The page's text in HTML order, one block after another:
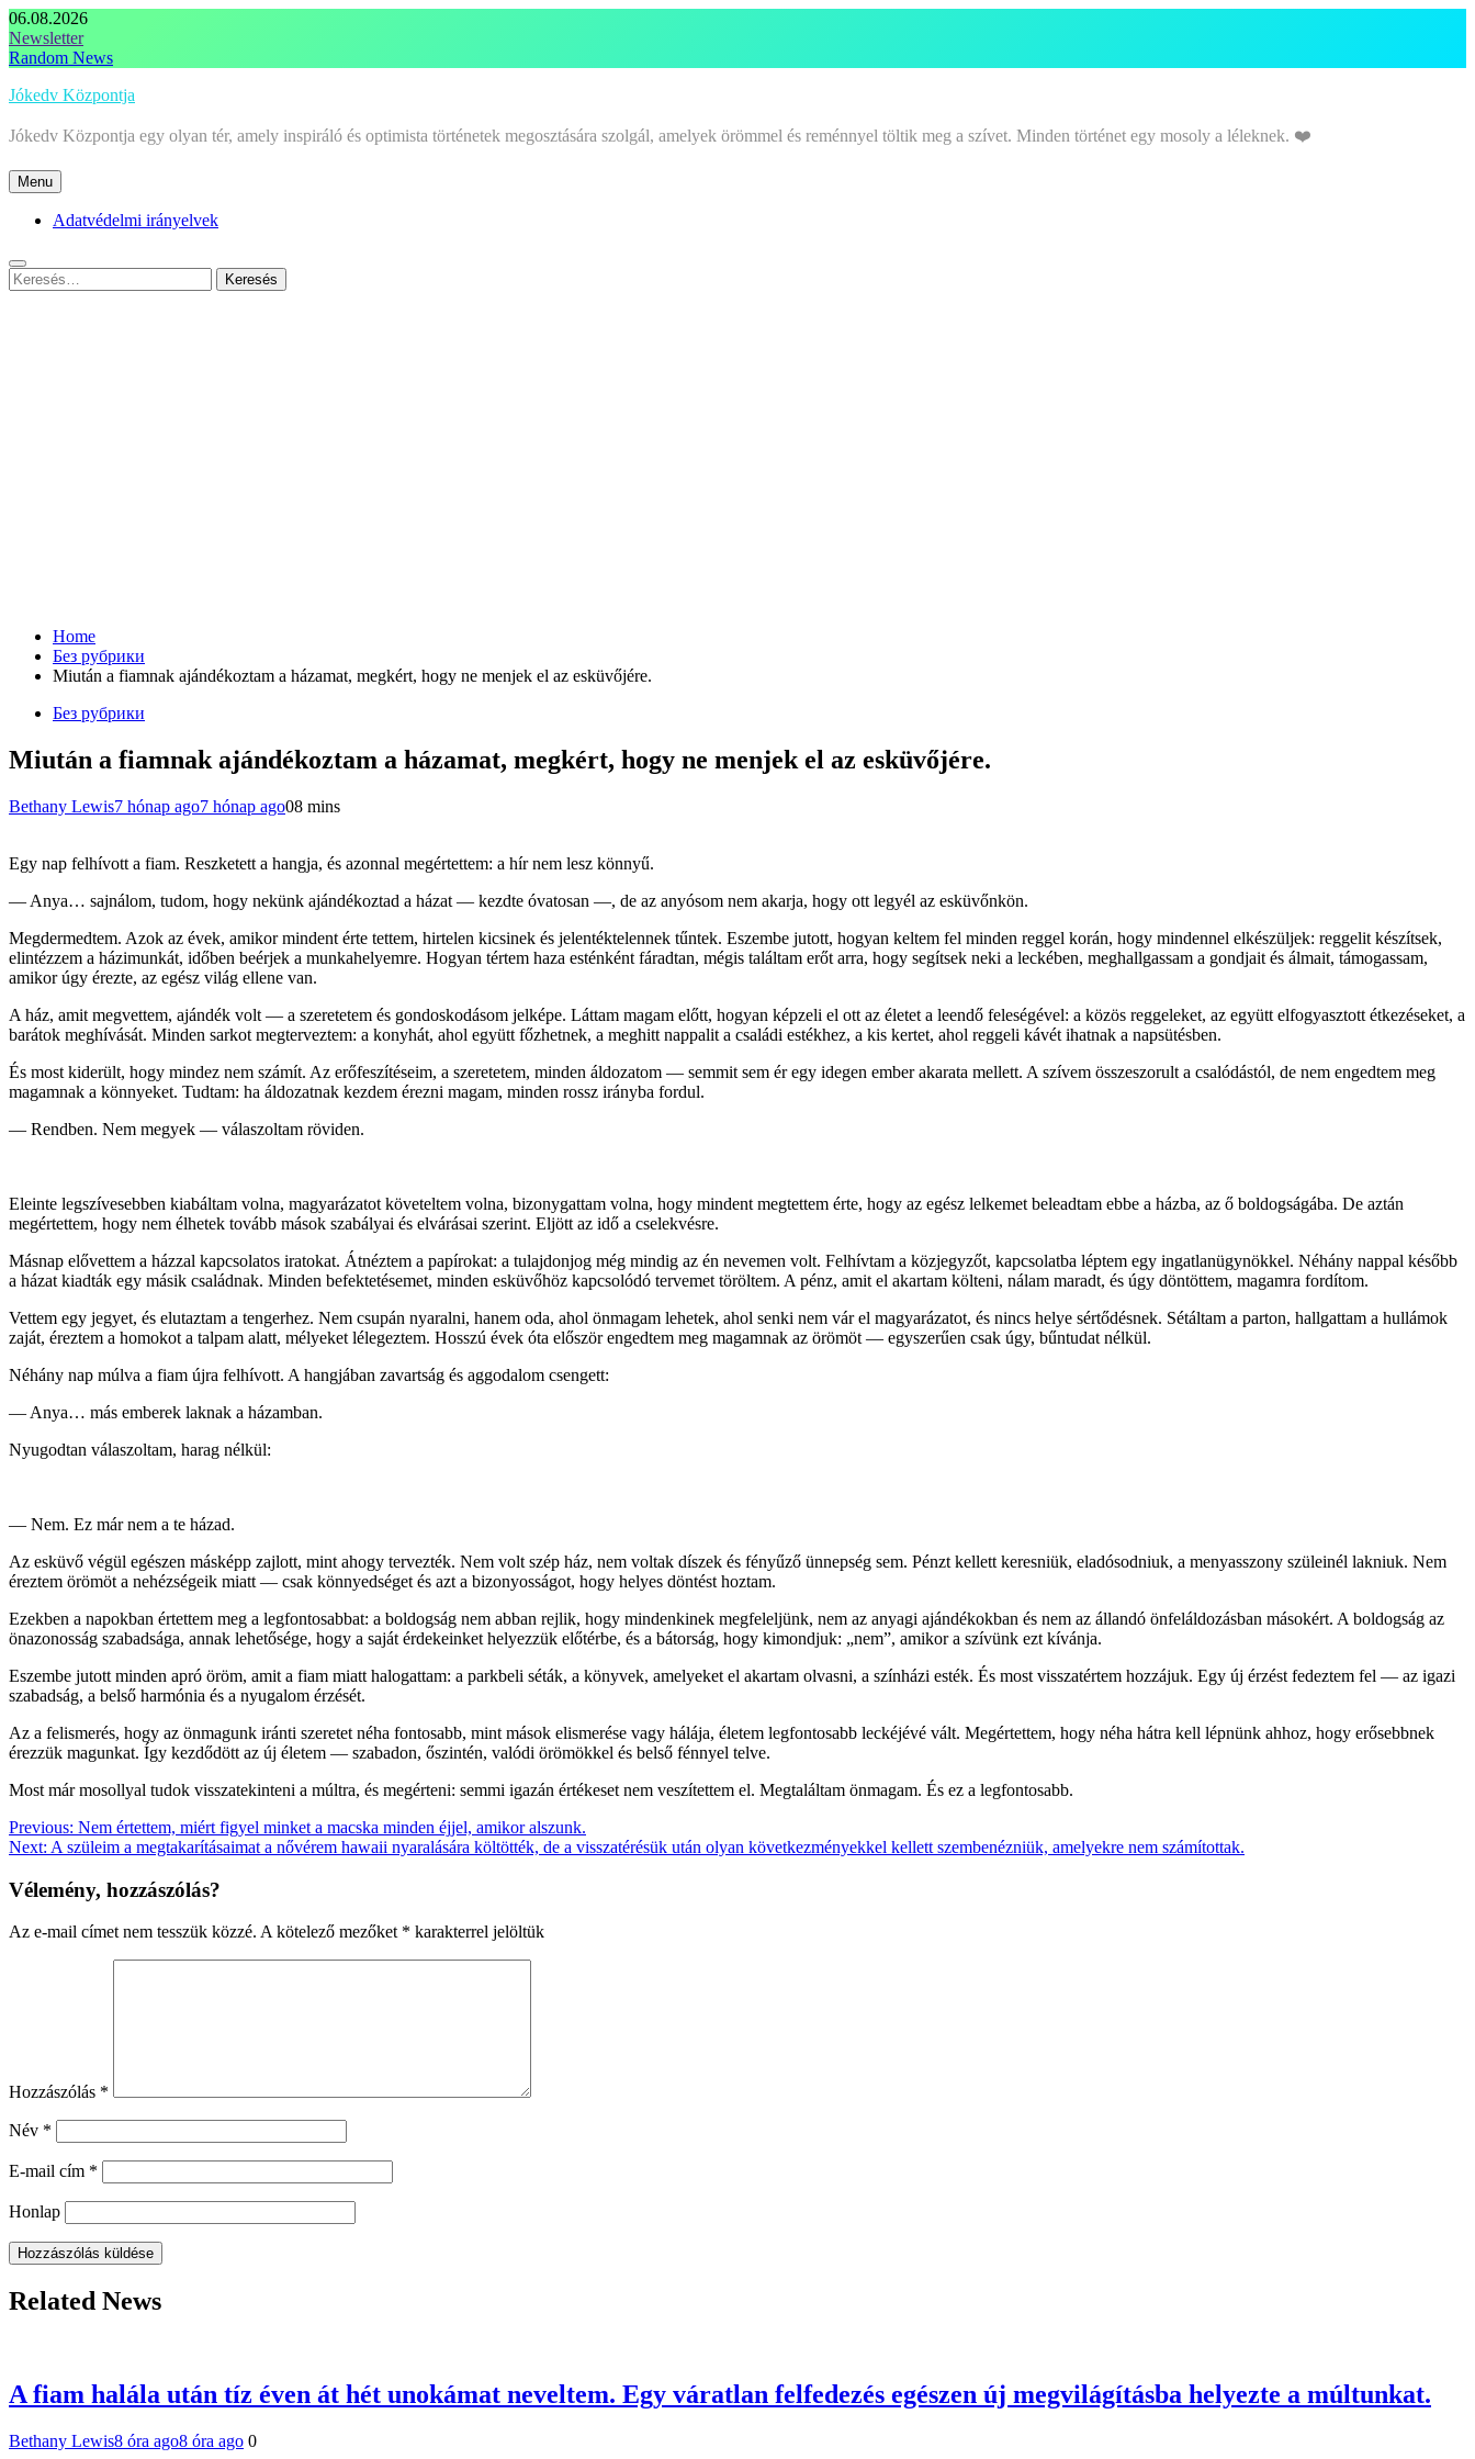
Skip
to
content
06.08.2026
Newsletter
Random News
Jókedv Központja
Jókedv Központja egy olyan tér, amely inspiráló és optimista történetek megosztására szolgál, amelyek örömmel és reménnyel töltik meg a szívet. Minden történet egy mosoly a léleknek. ❤️
Menu
Adatvédelmi irányelvek
Keresés:
Home
Без рубрики
Miután a fiamnak ajándékoztam a házamat, megkért, hogy ne menjek el az esküvőjére.
Без рубрики
Miután a fiamnak ajándékoztam a házamat, megkért, hogy ne menjek el az esküvőjére.
Bethany Lewis7 hónap ago7 hónap ago08 mins
Egy nap felhívott a fiam. Reszketett a hangja, és azonnal megértettem: a hír nem lesz könnyű.
— Anya… sajnálom, tudom, hogy nekünk ajándékoztad a házat — kezdte óvatosan —, de az anyósom nem akarja, hogy ott legyél az esküvőnkön.
Megdermedtem. Azok az évek, amikor mindent érte tettem, hirtelen kicsinek és jelentéktelennek tűntek. Eszembe jutott, hogyan keltem fel minden reggel korán, hogy mindennel elkészüljek: reggelit készítsek,
elintézzem a házimunkát, időben beérjek a munkahelyemre. Hogyan tértem haza esténként fáradtan, mégis találtam erőt arra, hogy segítsek neki a leckében, meghallgassam a gondjait és álmait, támogassam,
amikor úgy érezte, az egész világ ellene van.
A ház, amit megvettem, ajándék volt — a szeretetem és gondoskodásom jelképe. Láttam magam előtt, hogyan képzeli el ott az életet a leendő feleségével: a közös reggeleket, az együtt elfogyasztott étkezéseket, a
barátok meghívását. Minden sarkot megterveztem: a konyhát, ahol együtt főzhetnek, a meghitt nappalit a családi estékhez, a kis kertet, ahol reggeli kávét ihatnak a napsütésben.
És most kiderült, hogy mindez nem számít. Az erőfeszítéseim, a szeretetem, minden áldozatom — semmit sem ér egy idegen ember akarata mellett. A szívem összeszorult a csalódástól, de nem engedtem meg
magamnak a könnyeket. Tudtam: ha áldozatnak kezdem érezni magam, minden rossz irányba fordul.
— Rendben. Nem megyek — válaszoltam röviden.
Eleinte legszívesebben kiabáltam volna, magyarázatot követeltem volna, bizonygattam volna, hogy mindent megtettem érte, hogy az egész lelkemet beleadtam ebbe a házba, az ő boldogságába. De aztán
megértettem, hogy nem élhetek tovább mások szabályai és elvárásai szerint. Eljött az idő a cselekvésre.
Másnap elővettem a házzal kapcsolatos iratokat. Átnéztem a papírokat: a tulajdonjog még mindig az én nevemen volt. Felhívtam a közjegyzőt, kapcsolatba léptem egy ingatlanügynökkel. Néhány nappal később
a házat kiadták egy másik családnak. Minden befektetésemet, minden esküvőhöz kapcsolódó tervemet töröltem. A pénz, amit el akartam költeni, nálam maradt, és úgy döntöttem, magamra fordítom.
Vettem egy jegyet, és elutaztam a tengerhez. Nem csupán nyaralni, hanem oda, ahol önmagam lehetek, ahol senki nem vár el magyarázatot, és nincs helye sértődésnek. Sétáltam a parton, hallgattam a hullámok
zaját, éreztem a homokot a talpam alatt, mélyeket lélegeztem. Hosszú évek óta először engedtem meg magamnak az örömöt — egyszerűen csak úgy, bűntudat nélkül.
Néhány nap múlva a fiam újra felhívott. A hangjában zavartság és aggodalom csengett:
— Anya… más emberek laknak a házamban.
Nyugodtan válaszoltam, harag nélkül:
— Nem. Ez már nem a te házad.
Az esküvő végül egészen másképp zajlott, mint ahogy tervezték. Nem volt szép ház, nem voltak díszek és fényűző ünnepség sem. Pénzt kellett keresniük, eladósodniuk, a menyasszony szüleinél lakniuk. Nem
éreztem örömöt a nehézségeik miatt — csak könnyedséget és azt a bizonyosságot, hogy helyes döntést hoztam.
Ezekben a napokban értettem meg a legfontosabbat: a boldogság nem abban rejlik, hogy mindenkinek megfeleljünk, nem az anyagi ajándékokban és nem az állandó önfeláldozásban másokért. A boldogság az
önazonosság szabadsága, annak lehetősége, hogy a saját érdekeinket helyezzük előtérbe, és a bátorság, hogy kimondjuk: „nem”, amikor a szívünk ezt kívánja.
Eszembe jutott minden apró öröm, amit a fiam miatt halogattam: a parkbeli séták, a könyvek, amelyeket el akartam olvasni, a színházi esték. És most visszatértem hozzájuk. Egy új érzést fedeztem fel — az igazi
szabadság, a belső harmónia és a nyugalom érzését.
Az a felismerés, hogy az önmagunk iránti szeretet néha fontosabb, mint mások elismerése vagy hálája, életem legfontosabb leckéjévé vált. Megértettem, hogy néha hátra kell lépnünk ahhoz, hogy erősebbnek
érezzük magunkat. Így kezdődött az új életem — szabadon, őszintén, valódi örömökkel és belső fénnyel telve.
Most már mosollyal tudok visszatekinteni a múltra, és megérteni: semmi igazán értékeset nem veszítettem el. Megtaláltam önmagam. És ez a legfontosabb.
Bejegyzés
navigáció
Previous: Nem értettem, miért figyel minket a macska minden éjjel, amikor alszunk.
Next: A szüleim a megtakarításaimat a nővérem hawaii nyaralására költötték, de a visszatérésük után olyan következményekkel kellett szembenézniük, amelyekre nem számítottak.
Vélemény, hozzászólás?
Az e-mail címet nem tesszük közzé. A kötelező mezőket * karakterrel jelöltük
Hozzászólás *
Név *
E-mail cím *
Honlap
Related News
A fiam halála után tíz éven át hét unokámat neveltem. Egy váratlan felfedezés egészen új megvilágításba helyezte a múltunkat.
Bethany Lewis8 óra ago8 óra ago 0